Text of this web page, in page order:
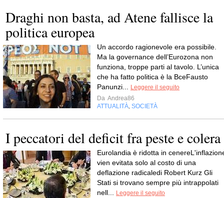
Draghi non basta, ad Atene fallisce la
politica europea
Un accordo ragionevole era possibile.
Ma la governance dell’Eurozona non
funziona, troppe parti al tavolo. L’unica
che ha fatto politica è la BceFausto
Panunzi...
Leggere il seguito
Da Andrea86
ATTUALITÀ SOCIETÀ
I peccatori del deficit fra peste e colera
Eurolandia è ridotta in
vien evitata solo al costo di una
deflazione radicaledi Robert Kurz Gli
Stati si trovano sempre più intrappolati
nell...
Leggere il seguito